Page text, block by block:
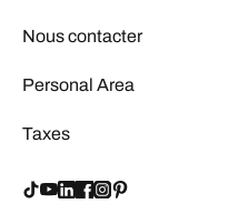
Nous contacter
Personal Area
Taxes